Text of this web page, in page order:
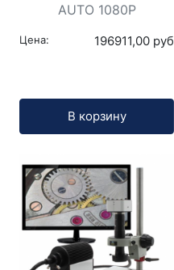
AUTO 1080P
Цена: 196911,00 руб
В корзину